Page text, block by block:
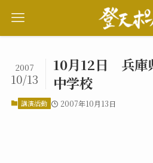
10月12日 兵庫
中学校
2007
10/13
講演活動 2007年10月13日